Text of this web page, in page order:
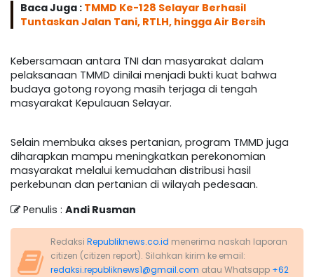
Baca Juga : TMMD Ke-128 Selayar Berhasil
Tuntaskan Jalan Tani, RTLH, hingga Air Bersih
Kebersamaan antara TNI dan masyarakat dalam
pelaksanaan TMMD dinilai menjadi bukti kuat bahwa
budaya gotong royong masih terjaga di tengah
masyarakat Kepulauan Selayar.
Selain membuka akses pertanian, program TMMD juga
diharapkan mampu meningkatkan perekonomian
masyarakat melalui kemudahan distribusi hasil
perkebunan dan pertanian di wilayah pedesaan.
Penulis : Andi Rusman
Redaksi Republiknews.co.id menerima naskah laporan
citizen (citizen report). Silahkan kirim ke email:
redaksi.republiknews1@gmail.com atau Whatsapp +62